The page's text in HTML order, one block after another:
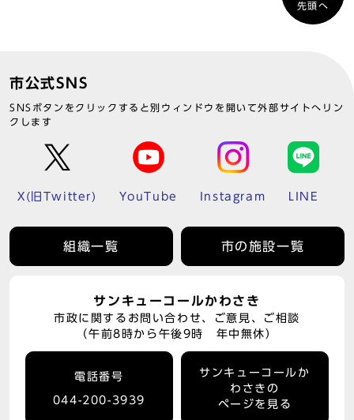
先頭へ
市公式SNS
SNSボタンをクリックすると別ウィンドウを開いて外部サイトへリン
クします
X(旧Twitter) YouTube Instagram LINE
組織一覧 市の施設一覧
サンキューコールかわさき
市政に関するお問い合わせ、ご意見、ご相談
（午前8時から午後9時 年中無休）
電話番号
044-200-3939
サンキューコールか
わさきの
ページを見る